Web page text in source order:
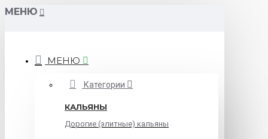
МЕНЮ
МЕНЮ
Категории
КАЛЬЯНЫ
Дорогие (элитные) кальяны